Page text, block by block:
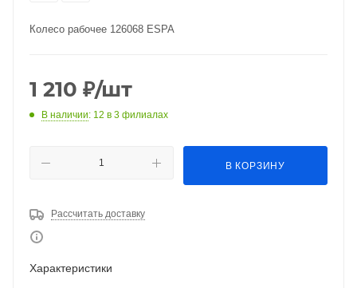
Колесо рабочее 126068 ESPA
1 210 ₽/шт
В наличии: 12 в 3 филиалах
В КОРЗИНУ
Рассчитать доставку
Характеристики